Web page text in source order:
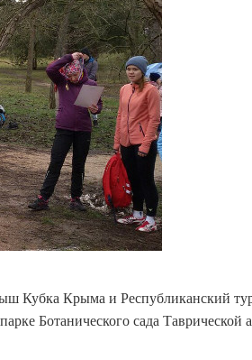
Кубка Крыма и Республиканский
Ботанического сада Таврической